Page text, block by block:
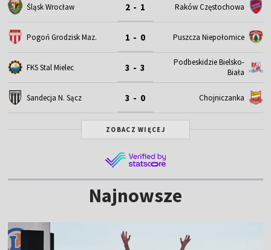
Śląsk Wrocław 2 - 1 Raków Częstochowa
Pogoń Grodzisk Maz. 1 - 0 Puszcza Niepołomice
FKS Stal Mielec 3 - 3
Podbeskidzie Bielsko-
Biała
Sandecja N. Sącz 3 - 0 Chojniczanka
ZOBACZ WIĘCEJ
Najnowsze